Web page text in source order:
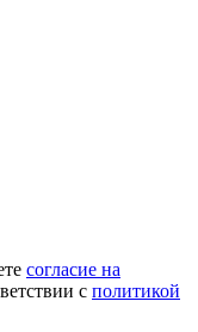
согласие на
с политикой